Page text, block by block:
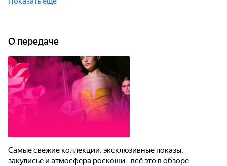
О передаче
Самые свежие коллекции, эксклюзивные показы,
закулисье и атмосфера роскоши - всё это в обзоре